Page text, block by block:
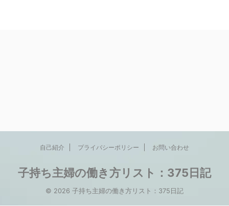
自己紹介 プライバシーポリシー お問い合わせ
子持ち主婦の働き方リスト：375日記
© 2026 子持ち主婦の働き方リスト：375日記